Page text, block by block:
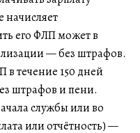
начисляет
его ФЛП может в
— без штрафов.
в течение 150 дней
штрафов и пени.
службы или во
или отчётность) —